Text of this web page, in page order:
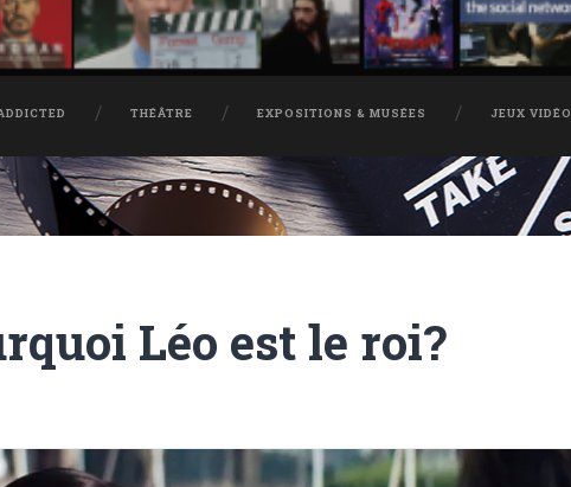
THÉÂTRE EXPOSITIONS & MUSÉES JEUX VIDÉO
Léo est le roi?